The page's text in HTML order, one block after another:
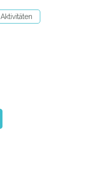
Aktivitäten